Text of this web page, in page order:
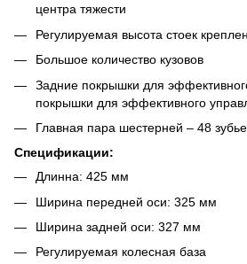
центра тяжести
Регулируемая высота стоек
Большое количество кузовов
Задние покрышки для
покрышки для эффективного
Главная пара шестерней – 48
Спецификации:
Длинна: 425 мм
Ширина передней оси: 325 мм
Ширина задней оси: 327 мм
Регулируемая колесная база